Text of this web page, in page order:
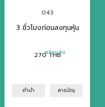
043
3 ชั่วโมงก่อนลงทุนหุ้น
270 THB
พร้อมส่ง
คำนำ สารบัญ